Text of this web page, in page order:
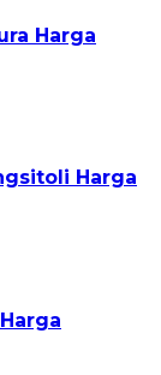
Harga
Harga